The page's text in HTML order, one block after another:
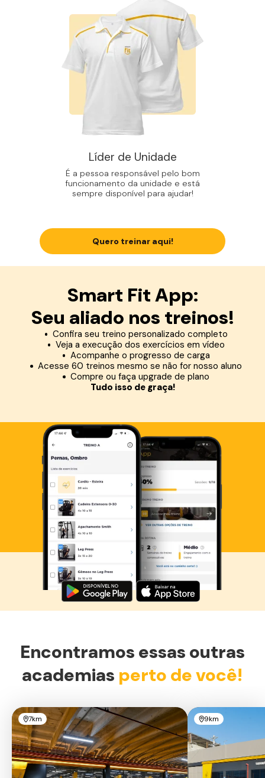
Líder de Unidade
É a pessoa responsável pelo bom
funcionamento da unidade e está
sempre disponível para ajudar!
Quero treinar aqui!
Smart Fit App:
Seu aliado nos treinos!
Confira seu treino personalizado completo
Veja a execução dos exercícios em vídeo
Acompanhe o progresso de carga
Acesse 60 treinos mesmo se não for nosso aluno
Compre ou faça upgrade de plano
Tudo isso de graça!
Baixe agora o Smart Fit App
Encontramos essas outras
academias perto de você!
7km 9km